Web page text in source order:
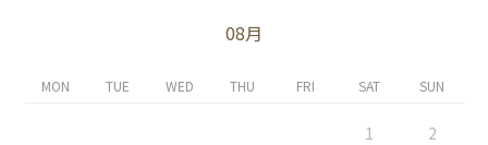
08月
MON TUE WED THU FRI SAT SUN
1 2